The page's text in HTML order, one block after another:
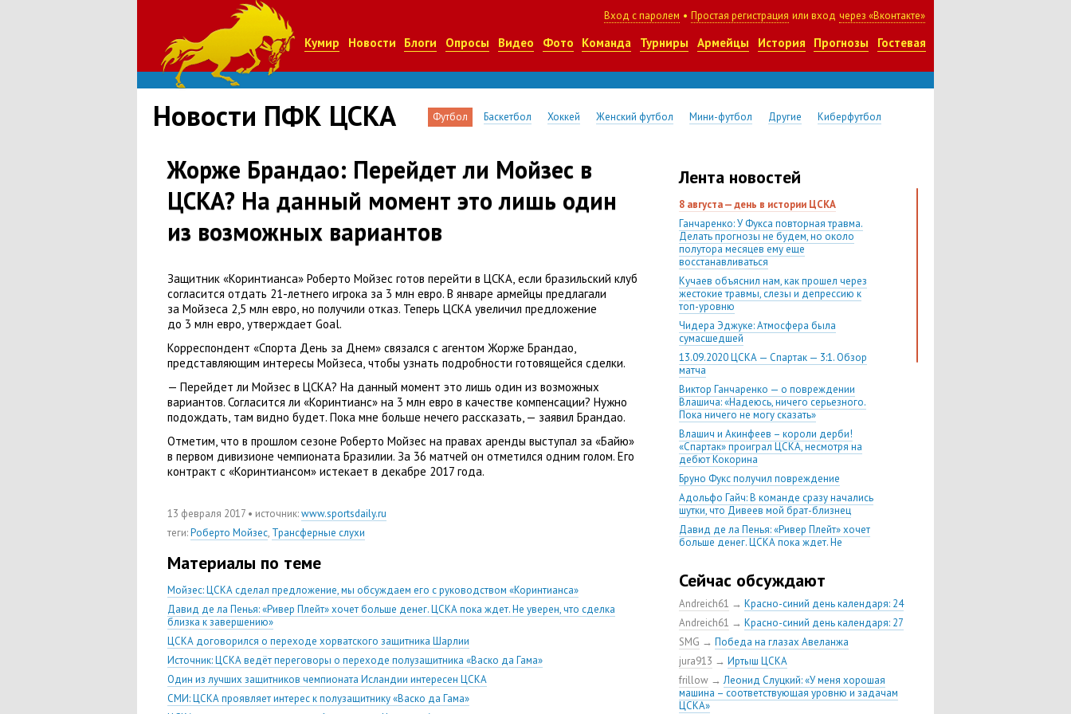
Вход с паролем • Простая регистрация или вход через «Вконтакте»
Кумир Новости Блоги Опросы Видео Фото Команда Турниры Армейцы История Прогнозы Гостевая
Новости ПФК ЦСКА Футбол Баскетбол Хоккей Женский футбол Мини-футбол Другие Киберфутбол
Жорже Брандао: Перейдет ли Мойзес в
ЦСКА? На данный момент это лишь один
из возможных вариантов
Защитник «Коринтианса» Роберто Мойзес готов перейти в ЦСКА, если бразильский клуб
согласится отдать 21-летнего игрока за 3 млн евро. В январе армейцы предлагали
за Мойзеса 2,5 млн евро, но получили отказ. Теперь ЦСКА увеличил предложение
до 3 млн евро, утверждает Goal.
Корреспондент «Спорта День за Днем» связался с агентом Жорже Брандао,
представляющим интересы Мойзеса, чтобы узнать подробности готовящейся сделки.
— Перейдет ли Мойзес в ЦСКА? На данный момент это лишь один из возможных
вариантов. Согласится ли «Коринтианс» на 3 млн евро в качестве компенсации? Нужно
подождать, там видно будет. Пока мне больше нечего рассказать, — заявил Брандао.
Отметим, что в прошлом сезоне Роберто Мойзес на правах аренды выступал за «Байю»
в первом дивизионе чемпионата Бразилии. За 36 матчей он отметился одним голом. Его
контракт с «Коринтиансом» истекает в декабре 2017 года.
13 февраля 2017 • источник:www.sportsdaily.ru
теги:Роберто Мойзес, Трансферные слухи
Материалы по теме
Мойзес: ЦСКА сделал предложение, мы обсуждаем его с руководством «Коринтианса»
Давид де ла Пенья: «Ривер Плейт» хочет больше денег. ЦСКА пока ждет. Не уверен, что сделка
близка к завершению»
ЦСКА договорился о переходе хорватского защитника Шарлии
Источник: ЦСКА ведёт переговоры о переходе полузащитника «Васко да Гама»
Один из лучших защитников чемпионата Исландии интересен ЦСКА
СМИ: ЦСКА проявляет интерес к полузащитнику «Васко да Гама»
Лента новостей
8 августа — день в истории ЦСКА
Ганчаренко: У Фукса повторная травма.
Делать прогнозы не будем, но около
полутора месяцев ему еще
восстанавливаться
Кучаев объяснил нам, как прошел через
жестокие травмы, слезы и депрессию к
топ-уровню
Чидера Эджуке: Атмосфера была
сумасшедшей
13.09.2020 ЦСКА — Спартак — 3:1. Обзор
матча
Виктор Ганчаренко — о повреждении
Влашича: «Надеюсь, ничего серьезного.
Пока ничего не могу сказать»
Влашич и Акинфеев – короли дерби!
«Спартак» проиграл ЦСКА, несмотря на
дебют Кокорина
Бруно Фукс получил повреждение
Адольфо Гайч: В команде сразу начались
шутки, что Дивеев мой брат-близнец
Давид де ла Пенья: «Ривер Плейт» хочет
больше денег. ЦСКА пока ждет. Не
08.08.2020 Химки — ЦСКА — 0:2. Обзор
матча
Первый матч сезона в РПЛ —
увереннейшая победа ЦСКА. Гончаренко
выпустил 11 россиян в старте
Ганчаренко — о Гайче: «Если покупаем за
большие деньги, значит, рассчитываем как
на основного форварда»
Ганчаренко: «Влашича сложно заменить,
но Кучаеву и Дзагоеву сегодня это
Сейчас обсуждают
Andreich61 → Красно-синий день календаря: 24
Andreich61 → Красно-синий день календаря: 27
SMG → Победа на глазах Авеланжа
jura913 → Иртыш ЦСКА
frillow →Леонид Слуцкий: «У меня хорошая
машина – соответствующая уровню и задачам
ЦСКА»